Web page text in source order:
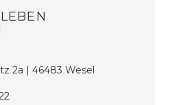
2a | 46483 Wesel